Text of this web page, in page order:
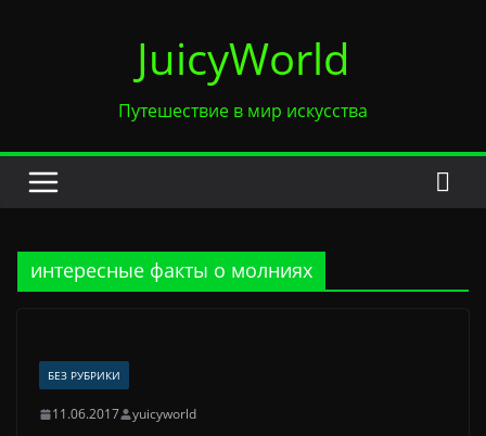
JuicyWorld
Путешествие в мир искусства
интересные факты о молниях
БЕЗ РУБРИКИ
11.06.2017 yuicyworld